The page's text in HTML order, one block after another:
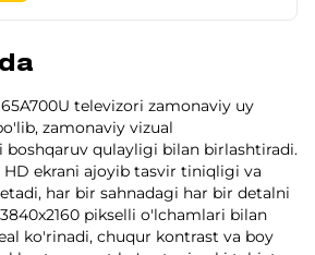
televizori zamonaviy uy
zamonaviy vizual
qulayligi bilan birlashtiradi.
ekrani ajoyib tasvir tiniqligi va
har bir sahnadagi har bir detalni
pikselli o'lchamlari bilan
ko'rinadi, chuqur kontrast va boy